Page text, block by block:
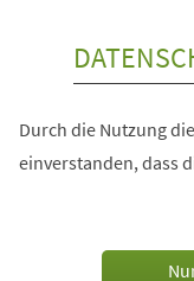
Durch die Nutzung
einverstanden, dass